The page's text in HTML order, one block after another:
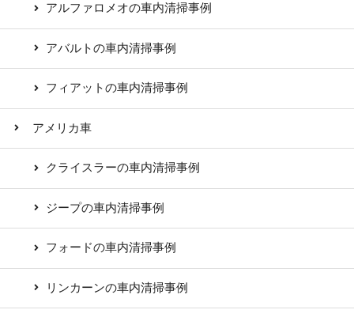
アルファロメオの車内清掃事例
アバルトの車内清掃事例
フィアットの車内清掃事例
アメリカ車
クライスラーの車内清掃事例
ジープの車内清掃事例
フォードの車内清掃事例
リンカーンの車内清掃事例